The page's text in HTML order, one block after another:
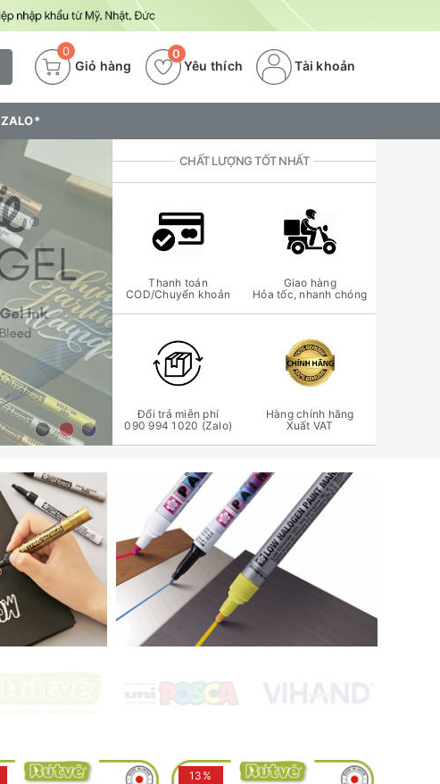
0
Giỏ hàng Yêu thích
0
Tài khoản
ZALO*
CHẤT LƯỢNG TỐT NHẤT
Thanh toán
COD/Chuyển khoản
Giao hàng
Hỏa tốc, nhanh chóng
Đổi trả miễn phí
090 994 1020 (Zalo)
Hàng chính hãng
Xuất VAT
13%